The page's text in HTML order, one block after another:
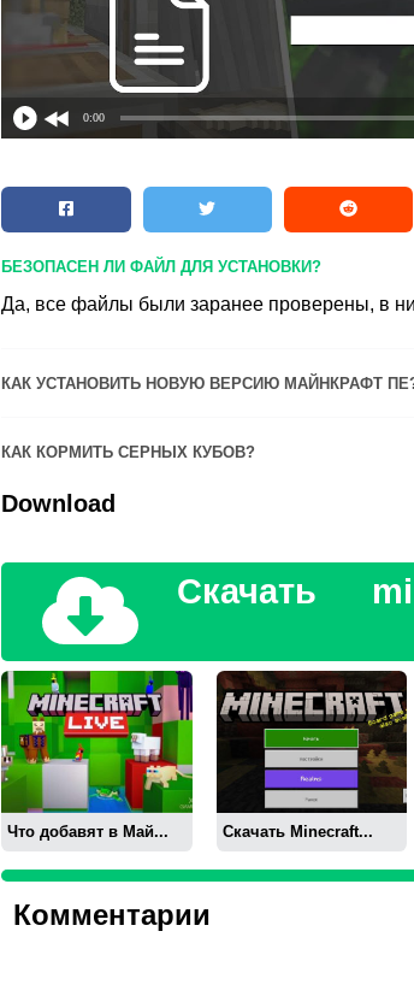
0:00
БЕЗОПАСЕН ЛИ ФАЙЛ ДЛЯ УСТАНОВКИ?
Да, все файлы были заранее проверены, в
КАК УСТАНОВИТЬ НОВУЮ ВЕРСИЮ МАЙНКРАФТ
КАК КОРМИТЬ СЕРНЫХ КУБОВ?
Download
Скачать
Что добавят в Май... Скачать Minecraft...
Комментарии